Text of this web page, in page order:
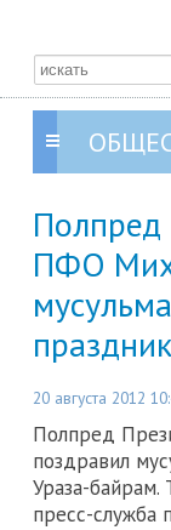
Полпред
ПФО
20 августа 2012
Полпред
поздравил
Ураза-байрам.
пресс-служба